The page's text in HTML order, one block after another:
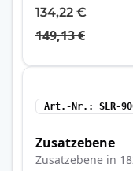
134,22 €
149,13 €
Art.-Nr. SLR-
Zusatzebene
Zusatzebene in